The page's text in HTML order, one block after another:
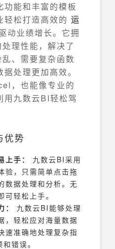
功能和丰富的模板
轻松打造高效的 运
动业绩增长。它拥
理性能，解决了
、需要复杂函数
处理更加高效。
，也能像专业的
用九数云BI轻松驾
优势
手：
九数云BI采用
验，只需简单点击拖
数据处理和分析。无
可轻松上手。
九数云BI能够处理
，轻松应对海量数据
速准确地处理复杂指
错误。